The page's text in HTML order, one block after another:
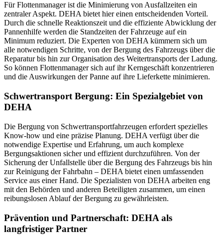
Für Flottenmanager ist die Minimierung von Ausfallzeiten ein
zentraler Aspekt. DEHA bietet hier einen entscheidenden Vorteil.
Durch die schnelle Reaktionszeit und die effiziente Abwicklung der
Pannenhilfe werden die Standzeiten der Fahrzeuge auf ein
Minimum reduziert. Die Experten von DEHA kümmern sich um
alle notwendigen Schritte, von der Bergung des Fahrzeugs über die
Reparatur bis hin zur Organisation des Weitertransports der Ladung.
So können Flottenmanager sich auf ihr Kerngeschäft konzentrieren
und die Auswirkungen der Panne auf ihre Lieferkette minimieren.
Schwertransport Bergung: Ein Spezialgebiet von
DEHA
Die Bergung von Schwertransportfahrzeugen erfordert spezielles
Know-how und eine präzise Planung. DEHA verfügt über die
notwendige Expertise und Erfahrung, um auch komplexe
Bergungsaktionen sicher und effizient durchzuführen. Von der
Sicherung der Unfallstelle über die Bergung des Fahrzeugs bis hin
zur Reinigung der Fahrbahn – DEHA bietet einen umfassenden
Service aus einer Hand. Die Spezialisten von DEHA arbeiten eng
mit den Behörden und anderen Beteiligten zusammen, um einen
reibungslosen Ablauf der Bergung zu gewährleisten.
Prävention und Partnerschaft: DEHA als
langfristiger Partner